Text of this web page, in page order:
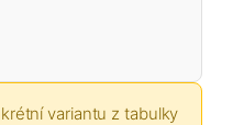
variantu z tabulky